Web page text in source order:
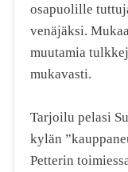
osapuolille
venäjäksi.
muutamia
mukavasti.
Tarjoilu pelasi
kylän
Petterin